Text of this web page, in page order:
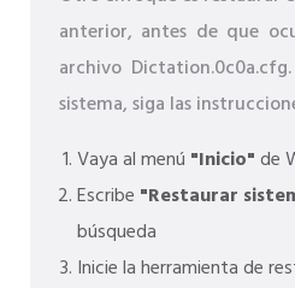
anterior, antes de que
archivo
sistema, siga las
Vaya al menú "Inicio"de
Escribe "Restaurar
búsqueda
Inicie la herramienta de